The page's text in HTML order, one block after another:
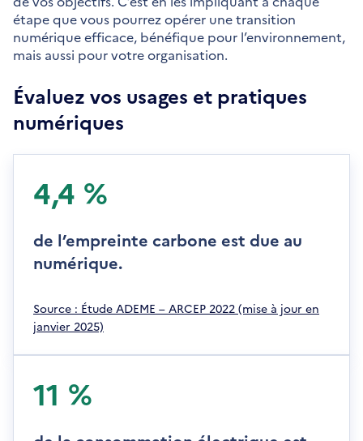
étape que vous pourrez opérer une transition
numérique efficace, bénéfique pour l’environnement,
mais aussi pour votre organisation.
Évaluez vos usages et pratiques
numériques
4,4 %
de l’empreinte carbone est due au
numérique.
S
'
Source : Étude ADEME – ARCEP 2022 (mise à jour en
janvier 2025)
11 %